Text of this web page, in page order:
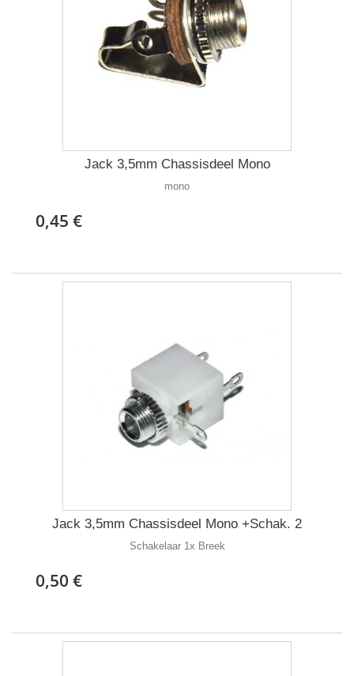
Jack 3,5mm Chassisdeel Mono
mono
0,45 €
Jack 3,5mm Chassisdeel Mono +Schak. 2
Schakelaar 1x Breek
0,50 €